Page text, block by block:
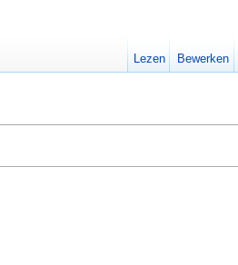
Lezen Bewerken